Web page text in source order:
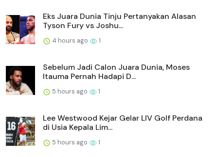
Eks Juara Dunia Tinju Pertanyakan Alasan
Tyson Fury vs Joshu...
4 hours ago 1
Sebelum Jadi Calon Juara Dunia, Moses
Itauma Pernah Hadapi D...
5 hours ago 1
Lee Westwood Kejar Gelar LIV Golf Perdana
di Usia Kepala Lim...
5 hours ago 1